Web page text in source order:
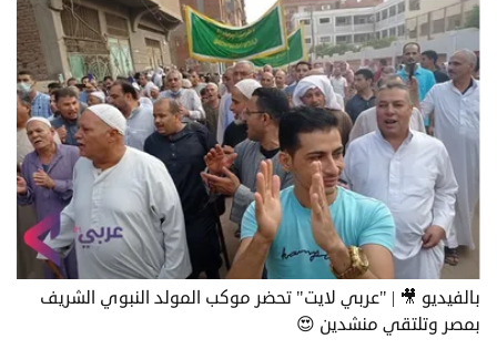
بالفيديو 🎥 | "عربي لايت" تحضر موكب المولد النبوي الشريف
بمصر وتلتقي منشدين 😍